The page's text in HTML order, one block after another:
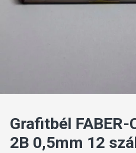
Grafitbél FABER-
2B 0,5mm 12